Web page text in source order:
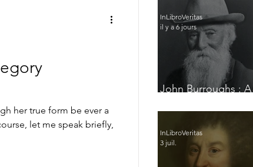
her true form be ever a
let me speak briefly,
John Burroughs : A
InLibroVeritas
il y a 6 jours
InLibroVeritas
3 juil.